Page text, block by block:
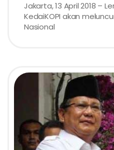
Jakarta, 13 April 2018 –
KedaiKOPI akan
Nasional